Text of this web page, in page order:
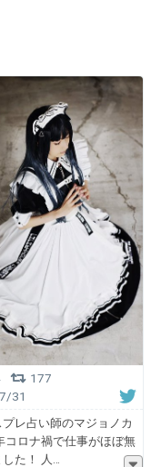
177
31
レ占い師のマジョノカ
コロナ禍で仕事がほぼ無
た！ 人